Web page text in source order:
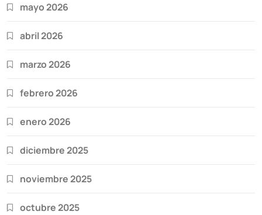
mayo 2026
abril 2026
marzo 2026
febrero 2026
enero 2026
diciembre 2025
noviembre 2025
octubre 2025